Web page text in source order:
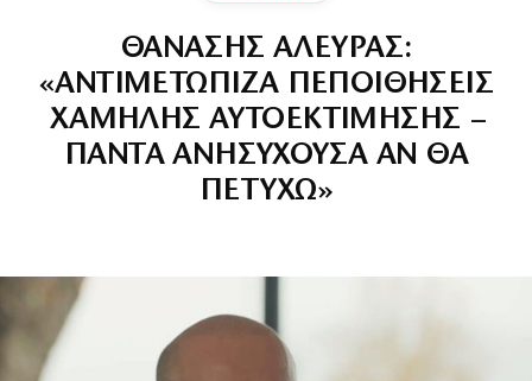
ΘΑΝΑΣΗΣ ΑΛΕΥΡΑΣ:
«ΑΝΤΙΜΕΤΩΠΙΖΑ ΠΕΠΟΙΘΗΣΕΙΣ
ΧΑΜΗΛΗΣ ΑΥΤΟΕΚΤΙΜΗΣΗΣ –
ΠΑΝΤΑ ΑΝΗΣΥΧΟΥΣΑ ΑΝ ΘΑ
ΠΕΤΥΧΩ»